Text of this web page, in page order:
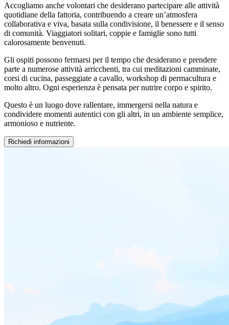
Accogliamo anche volontari che desiderano partecipare alle attività
quotidiane della fattoria, contribuendo a creare un’atmosfera
collaborativa e viva, basata sulla condivisione, il benessere e il senso
di comunità. Viaggiatori solitari, coppie e famiglie sono tutti
calorosamente benvenuti.
Gli ospiti possono fermarsi per il tempo che desiderano e prendere
parte a numerose attività arricchenti, tra cui meditazioni camminate,
corsi di cucina, passeggiate a cavallo, workshop di permacultura e
molto altro. Ogni esperienza è pensata per nutrire corpo e spirito.
Questo è un luogo dove rallentare, immergersi nella natura e
condividere momenti autentici con gli altri, in un ambiente semplice,
armonioso e nutriente.
Richiedi informazioni